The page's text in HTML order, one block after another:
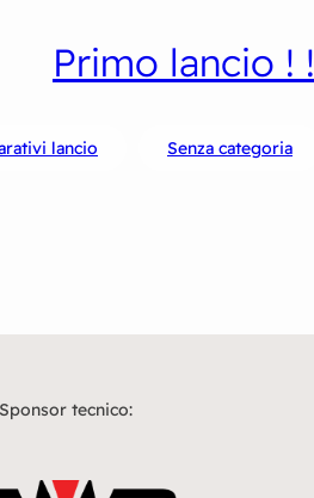
Primo lancio ! !
lancio Senza categoria
Sponsor tecnico: